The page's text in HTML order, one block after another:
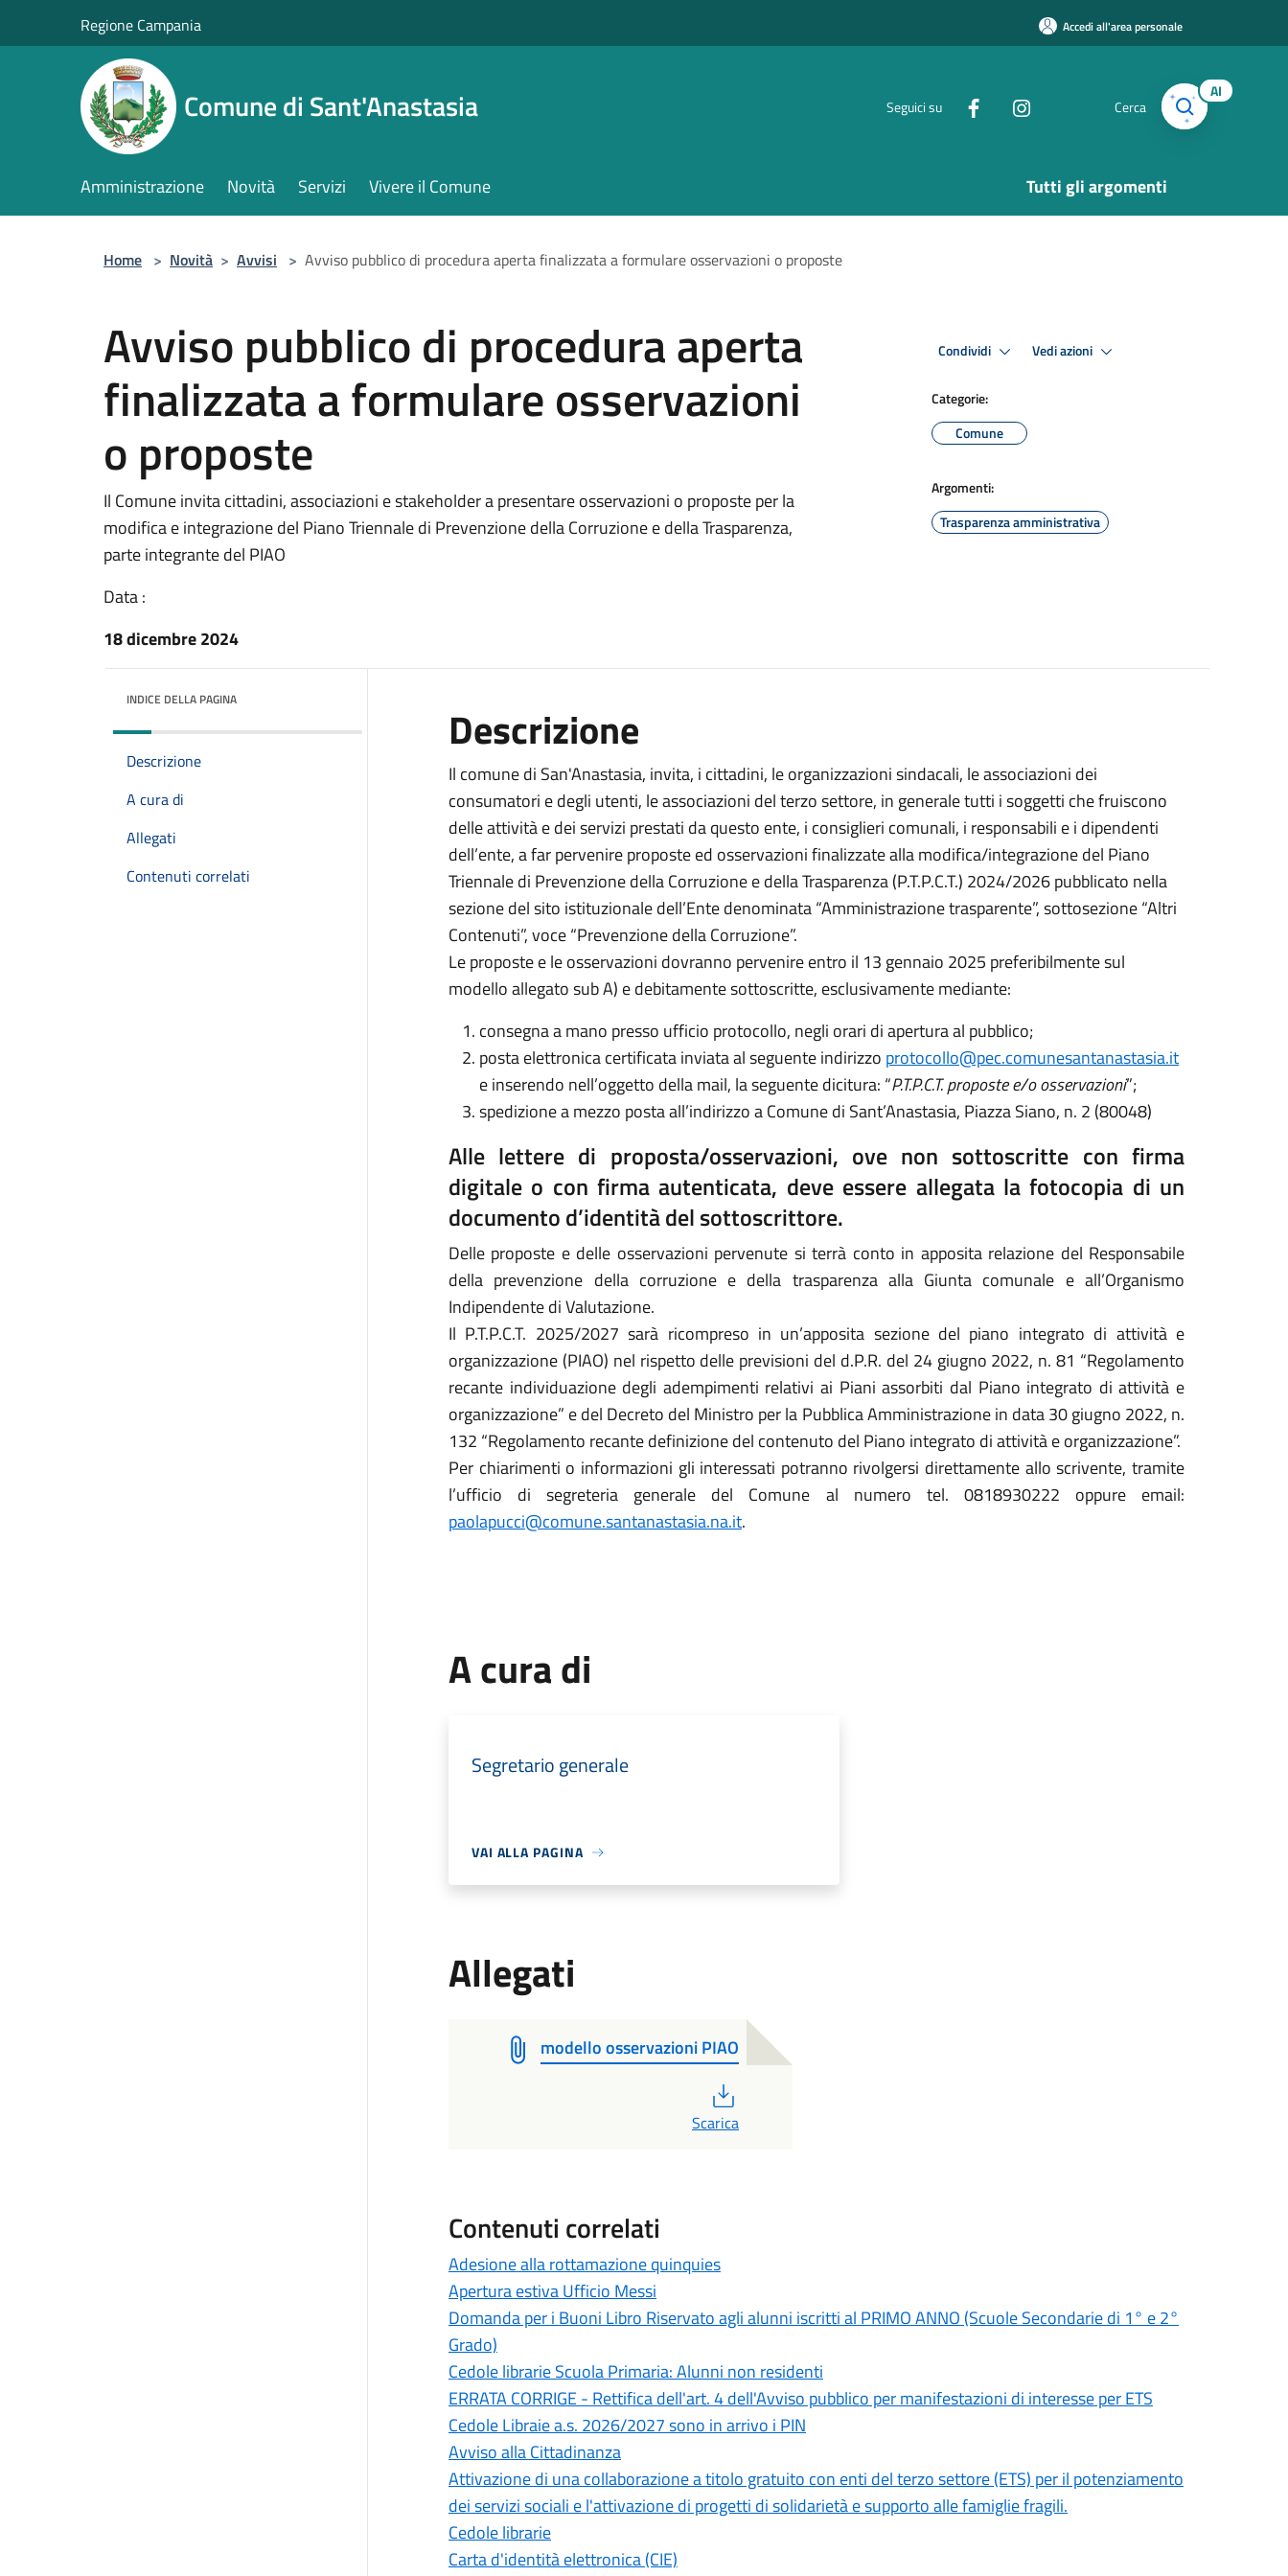
Regione Campania Accedi all'area personale
Comune di Sant'Anastasia Seguici su Cerca
AI
Amministrazione Novità Servizi Vivere il Comune Tutti gli argomenti
Home > Novità > Avvisi > Avviso pubblico di procedura aperta finalizzata a formulare osservazioni o proposte
Avviso pubblico di procedura aperta
finalizzata a formulare osservazioni
o proposte
Il Comune invita cittadini, associazioni e stakeholder a presentare osservazioni o proposte per la
modifica e integrazione del Piano Triennale di Prevenzione della Corruzione e della Trasparenza,
parte integrante del PIAO
Data :
18 dicembre 2024
Condividi Vedi azioni
Categorie:
Comune
Argomenti:
Trasparenza amministrativa
INDICE DELLA PAGINA
Descrizione
A cura di
Allegati
Contenuti correlati
Descrizione
Il comune di San'Anastasia, invita, i cittadini, le organizzazioni sindacali, le associazioni dei
consumatori e degli utenti, le associazioni del terzo settore, in generale tutti i soggetti che fruiscono
delle attività e dei servizi prestati da questo ente, i consiglieri comunali, i responsabili e i dipendenti
dell’ente, a far pervenire proposte ed osservazioni finalizzate alla modifica/integrazione del Piano
Triennale di Prevenzione della Corruzione e della Trasparenza (P.T.P.C.T.) 2024/2026 pubblicato nella
sezione del sito istituzionale dell’Ente denominata “Amministrazione trasparente”, sottosezione “Altri
Contenuti”, voce “Prevenzione della Corruzione”.
Le proposte e le osservazioni dovranno pervenire entro il 13 gennaio 2025 preferibilmente sul
modello allegato sub A) e debitamente sottoscritte, esclusivamente mediante:
consegna a mano presso ufficio protocollo, negli orari di apertura al pubblico;
posta elettronica certificata inviata al seguente indirizzo protocollo@pec.comunesantanastasia.it
e inserendo nell’oggetto della mail, la seguente dicitura: “P.T.P.C.T. proposte e/o osservazioni”;
spedizione a mezzo posta all’indirizzo a Comune di Sant’Anastasia, Piazza Siano, n. 2 (80048)
Alle lettere di proposta/osservazioni, ove non sottoscritte con firma
digitale o con firma autenticata, deve essere allegata la fotocopia di un
documento d’identità del sottoscrittore.
Delle proposte e delle osservazioni pervenute si terrà conto in apposita relazione del Responsabile
della prevenzione della corruzione e della trasparenza alla Giunta comunale e all’Organismo
Indipendente di Valutazione.
Il P.T.P.C.T. 2025/2027 sarà ricompreso in un’apposita sezione del piano integrato di attività e
organizzazione (PIAO) nel rispetto delle previsioni del d.P.R. del 24 giugno 2022, n. 81 “Regolamento
recante individuazione degli adempimenti relativi ai Piani assorbiti dal Piano integrato di attività e
organizzazione” e del Decreto del Ministro per la Pubblica Amministrazione in data 30 giugno 2022, n.
132 “Regolamento recante definizione del contenuto del Piano integrato di attività e organizzazione”.
Per chiarimenti o informazioni gli interessati potranno rivolgersi direttamente allo scrivente, tramite
l’ufficio di segreteria generale del Comune al numero tel. 0818930222 oppure email:
paolapucci@comune.santanastasia.na.it.
A cura di
Segretario generale
VAI ALLA PAGINA
Allegati
modello osservazioni PIAO
Scarica
Contenuti correlati
Adesione alla rottamazione quinquies
Apertura estiva Ufficio Messi
Domanda per i Buoni Libro Riservato agli alunni iscritti al PRIMO ANNO (Scuole Secondarie di 1° e 2°
Grado)
Cedole librarie Scuola Primaria: Alunni non residenti
ERRATA CORRIGE - Rettifica dell'art. 4 dell'Avviso pubblico per manifestazioni di interesse per ETS
Cedole Libraie a.s. 2026/2027 sono in arrivo i PIN
Avviso alla Cittadinanza
Attivazione di una collaborazione a titolo gratuito con enti del terzo settore (ETS) per il potenziamento
dei servizi sociali e l'attivazione di progetti di solidarietà e supporto alle famiglie fragili.
Cedole librarie
Carta d'identità elettronica (CIE)